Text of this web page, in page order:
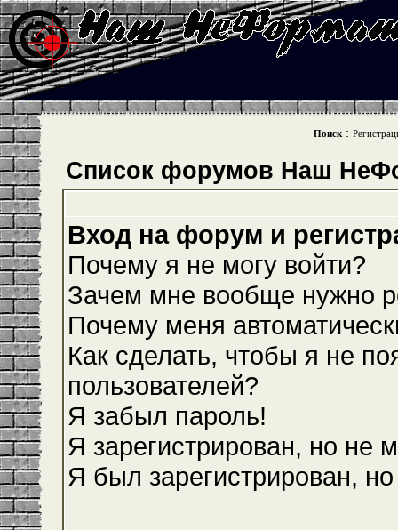
Поиск :
Список форумов Наш
Вход на форум и
Почему я не могу войти?
Зачем мне вообще нужно
Почему меня
Как сделать, чтобы я не
пользователей?
Я забыл пароль!
Я зарегистрирован, но не
Я был зарегистрирован,